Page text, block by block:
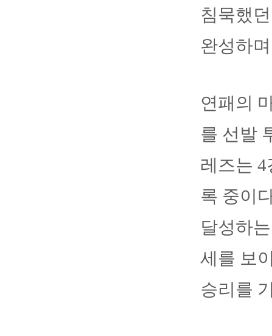
침묵했
완성하
연패의
를 선발
레즈는 4
록 중이
달성하
세를 보
승리를